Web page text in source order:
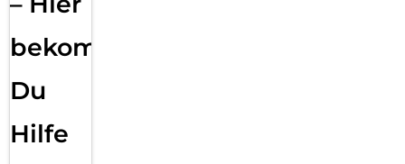
bekommst
Du
Hilfe